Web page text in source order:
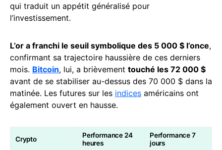
qui traduit un appétit généralisé pour
l’investissement.
L’or a franchi le seuil symbolique des 5 000 $ l’once,
confirmant sa trajectoire haussière de ces derniers
mois. Bitcoin, lui, a brièvement touché les 72 000 $
avant de se stabiliser au-dessus des 70 000 $ dans la
matinée. Les futures sur les indices américains ont
également ouvert en hausse.
Crypto
Performance 24
heures
Performance 7
jours